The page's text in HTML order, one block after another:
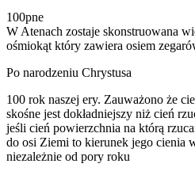
100pne
W Atenach zostaje skonstruowana
ośmiokąt który zawiera osiem
Po narodzeniu Chrystusa
100 rok naszej ery. Zauważono że
skośne jest dokładniejszy niż cień
jeśli cień powierzchnia na którą
do osi Ziemi to kierunek jego cienia
niezależnie od pory roku